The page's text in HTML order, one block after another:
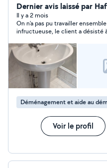
et déménagement
Dernier avis laissé par
Il y a 2 mois
On n’a pas pu travailler
infructueuse, le client a désisté
Déménagement et aide au
Voir le profil